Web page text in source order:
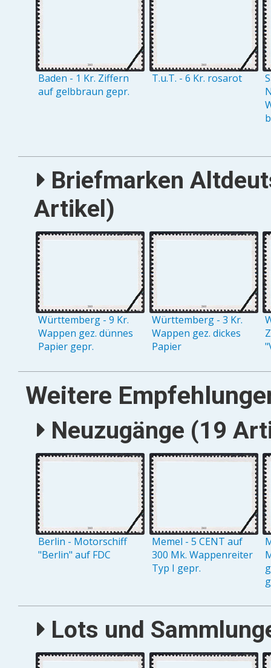
Baden - 1 Kr. Ziffern
auf gelbbraun gepr.
T.u.T. - 6 Kr. rosarot
Briefmarken
Artikel)
Württemberg - 9 Kr.
Wappen gez. dünnes
Papier gepr.
Württemberg - 3 Kr.
Wappen gez. dickes
Papier
Weitere
Neuzugänge (19
Berlin - Motorschiff
"Berlin" auf FDC
Memel - 5 CENT auf
300 Mk. Wappenreiter
Typ I gepr.
Lots und